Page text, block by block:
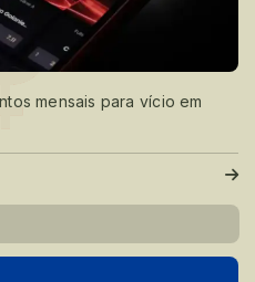
mensais para vício em